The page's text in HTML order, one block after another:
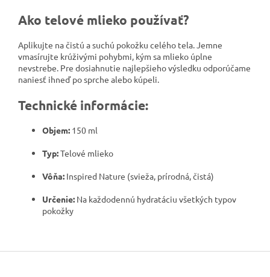
Ako telové mlieko používať?
Aplikujte na čistú a suchú pokožku celého tela. Jemne
vmasírujte krúživými pohybmi, kým sa mlieko úplne
nevstrebe. Pre dosiahnutie najlepšieho výsledku odporúčame
naniesť ihneď po sprche alebo kúpeli.
Technické informácie:
Objem: 150 ml
Typ:Telové mlieko
Vôňa: Inspired Nature (svieža, prírodná, čistá)
Určenie: Na každodennú hydratáciu všetkých typov
pokožky
Z